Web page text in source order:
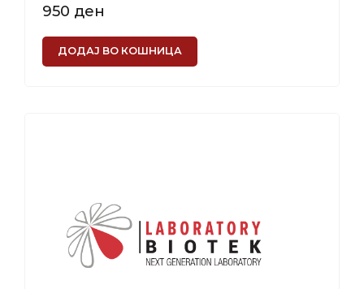
950 ден
ДОДАЈ ВО КОШНИЦА